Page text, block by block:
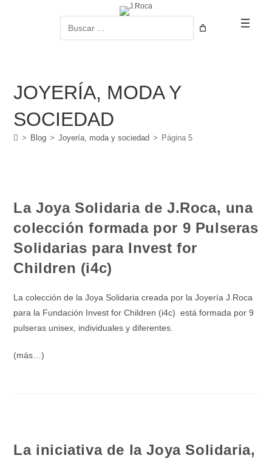
JOYERÍA, MODA Y
SOCIEDAD
> Blog > Joyería, moda y sociedad > Página 5
La Joya Solidaria de J.Roca, una
colección formada por 9 Pulseras
Solidarias para Invest for
Children (i4c)
La colección de la Joya Solidaria creada por la Joyería J.Roca
para la Fundación Invest for Children (i4c) está formada por 9
pulseras unisex, individuales y diferentes.
(más…)
La iniciativa de la Joya Solidaria,